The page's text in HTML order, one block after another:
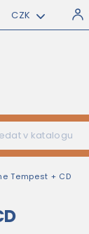
CZK
Tempest + CD